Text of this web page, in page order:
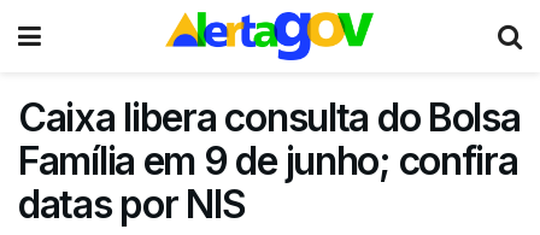
Caixa libera consulta do Bolsa
Família em 9 de junho; confira
datas por NIS